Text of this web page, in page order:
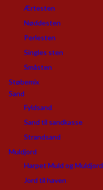
Ærtesten
Nøddesten
Perlesten
Singles sten
Småsten
Støbemix
Sand
Fyldsand
Sand til sandkasse
Strandsand
Muldjord
Harpet Muld og Muldjord
Jord til haven